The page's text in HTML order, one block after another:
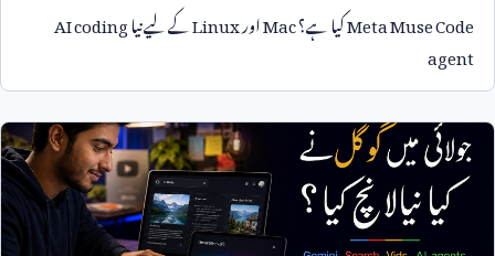
Meta Muse Codeکیا ہے؟MacاورLinuxکے لیے نیاAI coding
agent